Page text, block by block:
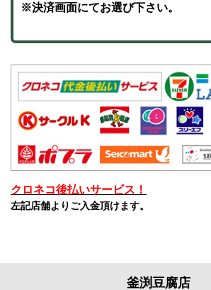
※決済画面にてお選び下さい。
クロネコ後払いサービス！
左記店舗よりご入金頂けます。
釜渕豆腐店